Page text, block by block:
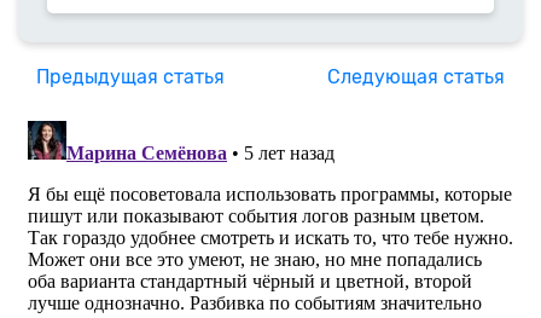
Предыдущая статья Следующая статья